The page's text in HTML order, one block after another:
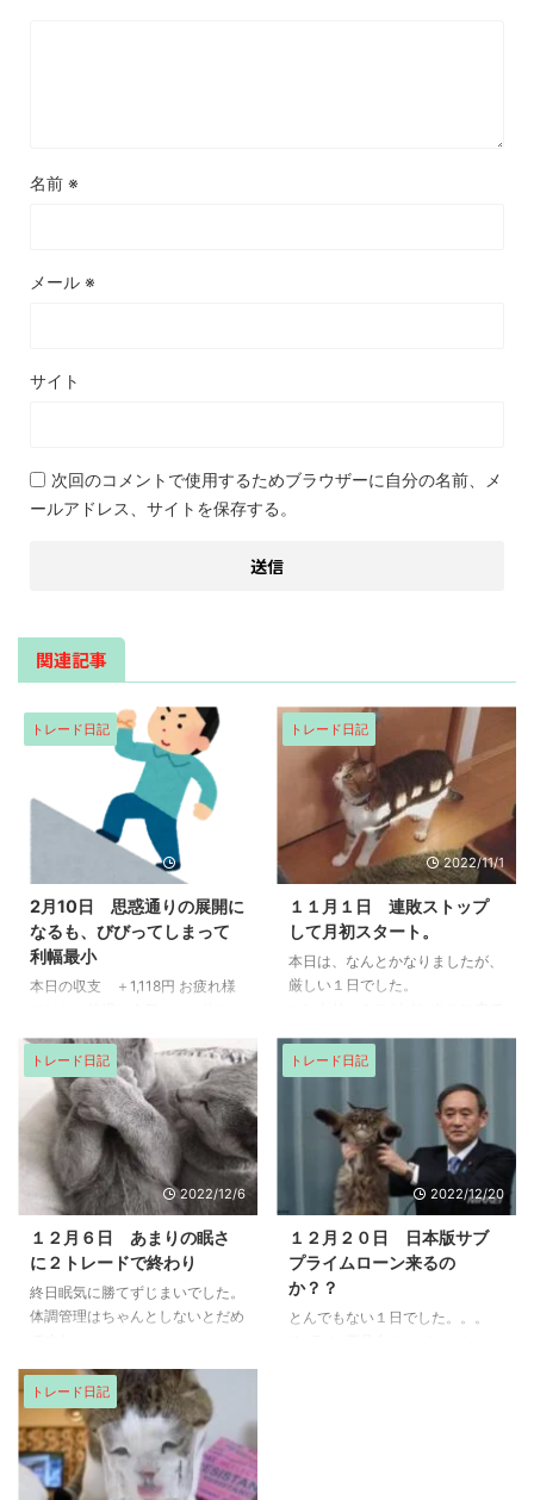
名前 ※
メール ※
サイト
次回のコメントで使用するためブラウザーに自分の名前、メ
ールアドレス、サイトを保存する。
関連記事
トレード日記
2022/2/10
2月10日 思惑通りの展開に
なるも、びびってしまって
利幅最小
本日の収支 ＋1,118円 お疲れ様
前場のみ 朝の寄り天雰囲気がそ
の通りになり、空売りしかけまし
たが、すぐに下げなかったため、
最小の利確で撤退してしまっ
た。。ギャップアップが小さけれ
ば空売りしなかったが、大きかっ
たのもあって、この銘柄に。 な
のに前場引けまでもっていたら、
手数では、年間プラ転が遠い。
1Tickでもマイナスになると、び
びってしまって持ちきれな
い。。 今日は危うく同値撤退も
最後までありがとうございます ...
トレード日記
2022/11/1
１１月１日 連敗ストップ
して月初スタート。
本日は、なんとかなりましたが、
厳しい１日でした。
トレード日記
2022/12/6
１２月６日 あまりの眠さ
に２トレードで終わり
終日眠気に勝てずじまいでした。
体調管理はちゃんとしないとだめ
トレード日記
2022/12/20
１２月２０日 日本版サブ
プライムローン来るの
か？？
とんでもない１日でした。。。
トレード日記